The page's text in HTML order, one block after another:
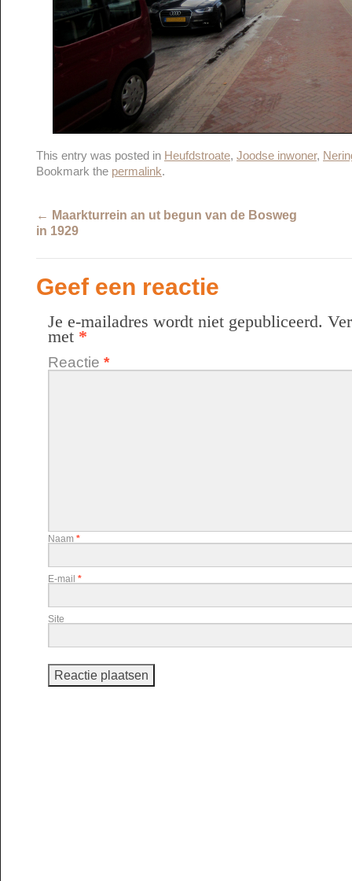
This entry was posted in Heufdstroate, Joodse inwoner,
Bookmark the permalink.
← Maarkturrein an ut begun van de Bosweg
in 1929
Geef een reactie
Je e-mailadres wordt niet gepubliceerd.
met *
Reactie *
Naam *
E-mail *
Site